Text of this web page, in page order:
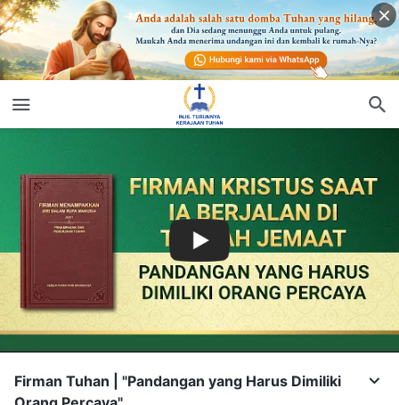
Firman Tuhan | "Pandangan yang Harus Dimiliki